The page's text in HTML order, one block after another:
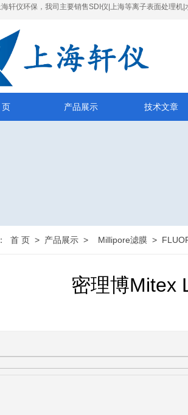
轩仪环保，我司主要销售SDI仪|上海等离子表面处理机
页 产品展示 技术文章
首 页 > 产品展示 > Millipore滤膜 >
密理博Mitex